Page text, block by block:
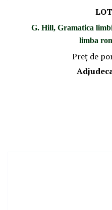
LOT
G. Hill, Gramatica
limba
Preţ de